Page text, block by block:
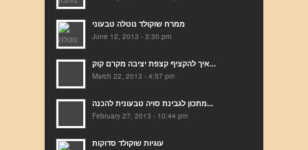
ממרח שוקולד נוטלה טבעוני
June 12, 2013 - 3:30 pm
איך להקציף קצפת יציבה מקרם קוק...
March 22, 2013 - 4:57 pm
מתכון לגבינת סויה טבעונית להכנה...
February 27, 2013 - 10:44 pm
עוגיות שוקולד סדוקות